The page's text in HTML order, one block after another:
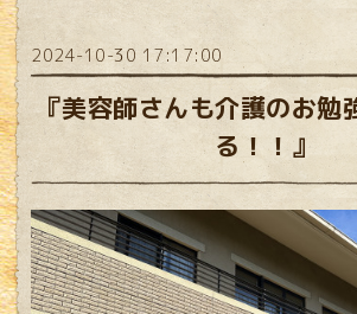
2024-10-30 17:17:00
『美容師さんも介護のお勉
る！！』